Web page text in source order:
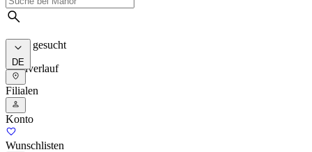
Meist gesucht
Suchverlauf
DE
Filialen
Konto
Wunschlisten